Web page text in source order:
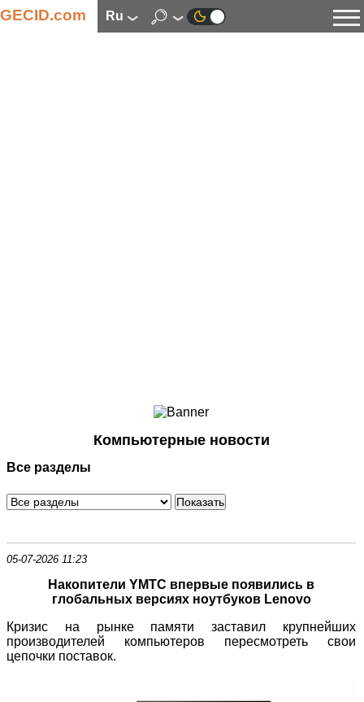
GECID.com ru
Смартфоны
Периферия
Программное обеспечение
Компьютерные новости
Все разделы
05-07-2026 11:23
Накопители YMTC впервые появились в
глобальных версиях ноутбуков Lenovo
Кризис на рынке памяти заставил крупнейших
производителей компьютеров пересмотреть свои
цепочки поставок.